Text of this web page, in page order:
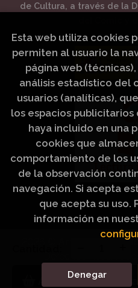
Añadir a mi cesta
de Cultura, a través de la
Artículos
Esta web utiliza cookies
permiten al usuario la
página web
análisis estadístico del
usuarios (analíticas),
los espacios publicitarios
haya incluido en una
cookies que
comportamiento de los
de la observación
navegación. Si acepta
que acepta su uso.
información en
Denegar